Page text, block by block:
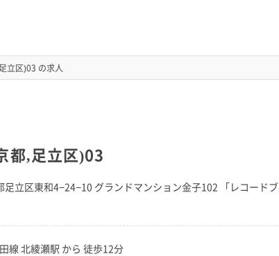
立区)03 の求人
都,足立区)03
足立区東和4−24−10 グランドマンション金子102 「レコードブ
線 北綾瀬駅 から 徒歩12分